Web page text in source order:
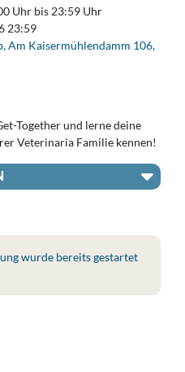
Uhr bis 23:59 Uhr
23:59
Am Kaisermühlendamm 106,
Together und lerne deine
Veterinaria Familie kennen!
wurde bereits gestartet